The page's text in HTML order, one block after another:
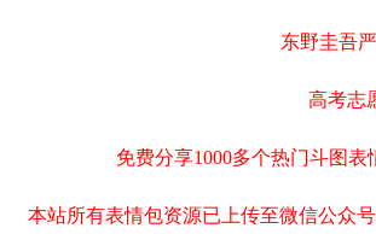
东野圭吾
高考志
免费分享1000多个热门斗图
本站所有表情包资源已上传至微信公众号